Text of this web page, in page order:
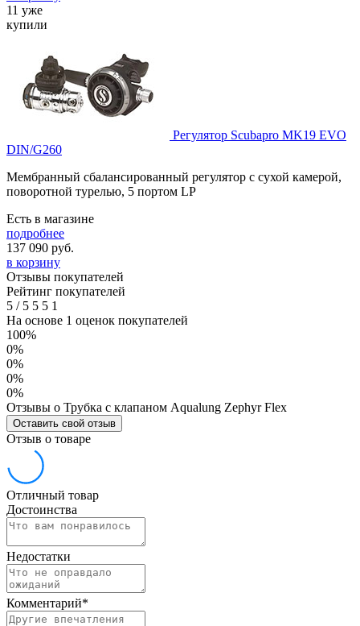
11 уже
купили
Регулятор Scubapro MK19 EVO
DIN/G260
Мембранный сбалансированный регулятор с сухой камерой,
поворотной турелью, 5 портом LP
Есть в магазине
подробнее
137 090 руб.
в корзину
Отзывы покупателей
Рейтинг покупателей
5 /5 5 5 1
На основе 1 оценок покупателей
100%
0%
0%
0%
0%
Отзывы о Трубка с клапаном Aqualung Zephyr Flex
Оставить свой отзыв
Отзыв о товаре
Отличный товар
Достоинства
Недостатки
Комментарий*